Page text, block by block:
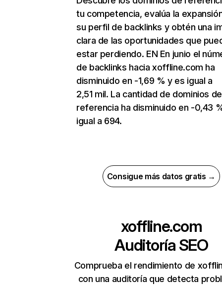
tu competencia, evalúa la
su perfil de backlinks y obtén una
clara de las oportunidades que
estar perdiendo. EN En junio el
de backlinks hacia xoffline.com ha
disminuido en -1,69 % y es igual a
2,51 mil. La cantidad de dominios de
referencia ha disminuido en -0,43
igual a 694.
Consigue más datos gratis →
xoffline.com
Auditoría SEO
Comprueba el rendimiento de
con una auditoría que detecta